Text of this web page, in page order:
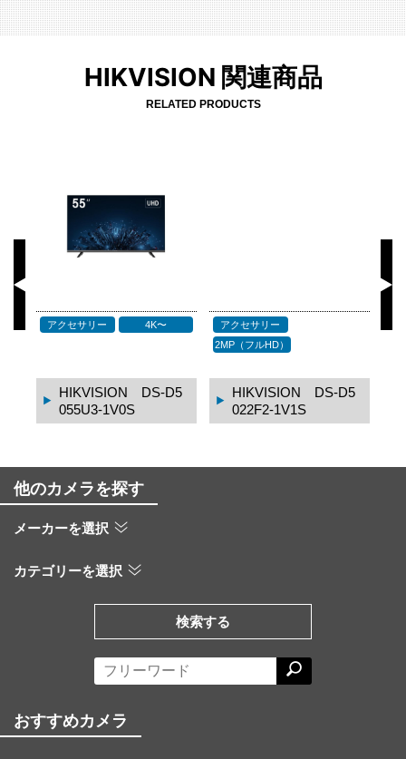
HIKVISION 関連商品
RELATED PRODUCTS
アクセサリー 4K〜
HIKVISION DS-D5
055U3-1V0S
アクセサリー
2MP（フルHD）
HIKVISION DS-D5
022F2-1V1S
他のカメラを探す
メーカーを選択
カテゴリーを選択
検索する
おすすめカメラ